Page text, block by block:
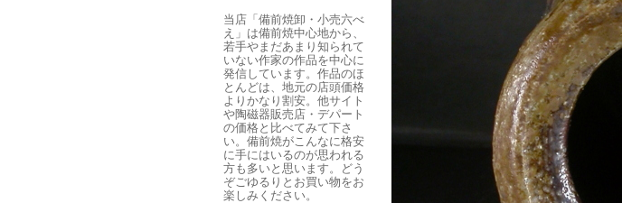
当店「備前焼卸・小売六べ
え」は備前焼中心地から、
若手やまだあまり知られて
いない作家の作品を中心に
発信しています。作品のほ
とんどは、地元の店頭価格
よりかなり割安。他サイト
や陶磁器販売店・デパート
の価格と比べてみて下さ
い。備前焼がこんなに格安
に手にはいるのが思われる
方も多いと思います。どう
ぞごゆるりとお買い物をお
楽しみください。